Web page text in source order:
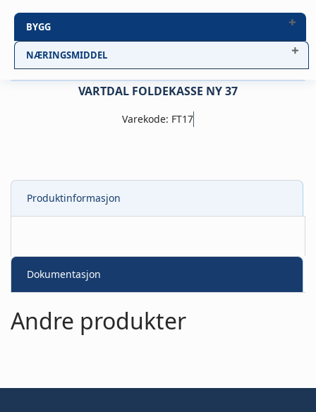
BYGG
NÆRINGSMIDDEL
VARTDAL FOLDEKASSE NY 37
Varekode: FT17
Produktinformasjon
Dokumentasjon
Andre produkter